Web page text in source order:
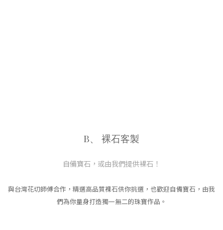
B、 裸石客製
自備寶石，或由我們提供裸石！
與台灣花切師傅合作，精選高品質裸石供你挑選，也歡迎自備寶石，由我
們為你量身打造獨一無二的珠寶作品。